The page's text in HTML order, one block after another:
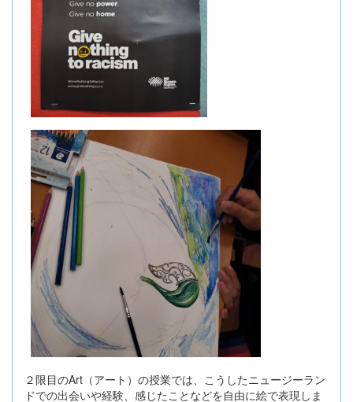
２限目のArt（アート）の授業では、こうしたニュージーラン
ドでの出会いや経験、感じたことなどを自由に絵で表現しま